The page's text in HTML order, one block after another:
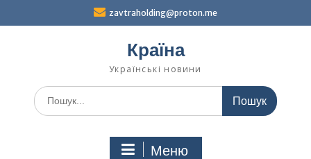
zavtraholding@proton.me
Країна
Українські новини
Шукати:
Меню